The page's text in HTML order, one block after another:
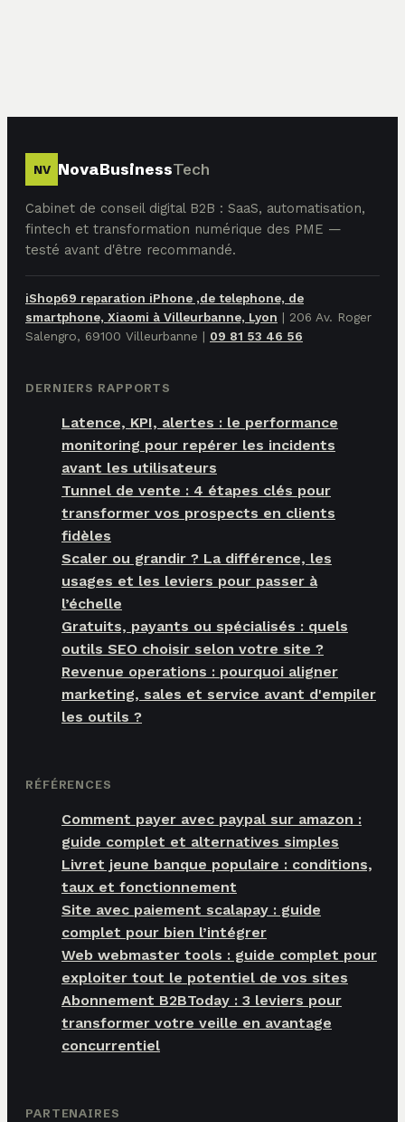
NV NovaBusinessTech
Cabinet de conseil digital B2B : SaaS, automatisation,
fintech et transformation numérique des PME —
testé avant d'être recommandé.
iShop69 reparation iPhone ,de telephone, de
smartphone, Xiaomi à Villeurbanne, Lyon | 206 Av. Roger
Salengro, 69100 Villeurbanne | 09 81 53 46 56
DERNIERS RAPPORTS
Latence, KPI, alertes : le performance
monitoring pour repérer les incidents
avant les utilisateurs
Tunnel de vente : 4 étapes clés pour
transformer vos prospects en clients
fidèles
Scaler ou grandir ? La différence, les
usages et les leviers pour passer à
l’échelle
Gratuits, payants ou spécialisés : quels
outils SEO choisir selon votre site ?
Revenue operations : pourquoi aligner
marketing, sales et service avant d'empiler
les outils ?
RÉFÉRENCES
Comment payer avec paypal sur amazon :
guide complet et alternatives simples
Livret jeune banque populaire : conditions,
taux et fonctionnement
Site avec paiement scalapay : guide
complet pour bien l’intégrer
Web webmaster tools : guide complet pour
exploiter tout le potentiel de vos sites
Abonnement B2BToday : 3 leviers pour
transformer votre veille en avantage
concurrentiel
PARTENAIRES